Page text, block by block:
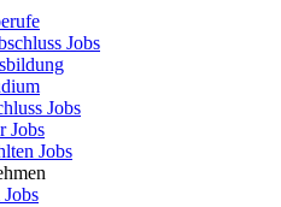
Jobs
Jobs
Jobs
Jobs